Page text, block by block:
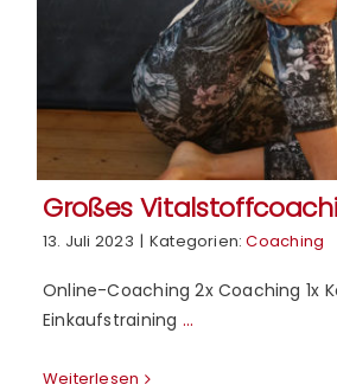
Großes
13. Juli 2023 | Kategorien:Coaching
Online-Coaching 2x Coaching 1x
Einkaufstraining ...
Weiterlesen